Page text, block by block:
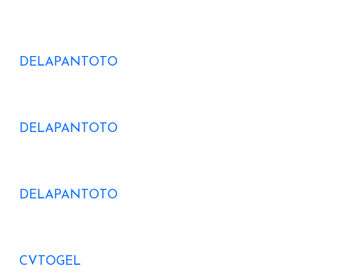
DELAPANTOTO
DELAPANTOTO
DELAPANTOTO
CVTOGEL